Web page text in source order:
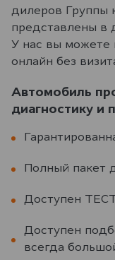
дилеров Группы
представлены в
У нас вы можете
онлайн без
Автомобиль
диагностику и
Полный пакет
Доступен
Доступен
всегда